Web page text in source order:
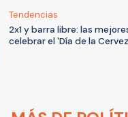
Tendencias
2x1 y barra libre: las
celebrar el 'Día de la